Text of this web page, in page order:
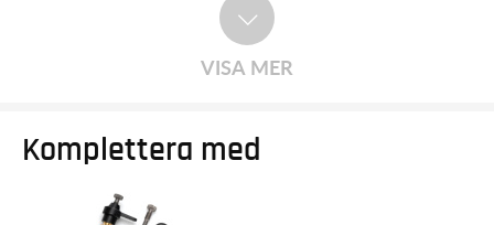
VISA MER
Komplettera med